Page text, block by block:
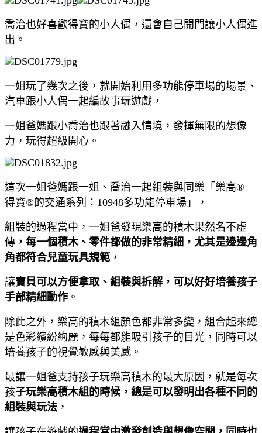
喬治也好喜歡得寶的小人偶，還會自己開門讓小人偶進
出。
一姐玩了幾次之後，就開始利用多功能停車場的場景、
汽車跟小人偶一起編故事玩遊戲，
一姐爸媽跟小喬治也跟著融入情境，發揮無限的想像
力，玩得超級開心。
這次一姐爸媽跟一姐、喬治一起組裝與同樂「樂高®
得寶®的交通系列：10948多功能停車場」，
組裝的過程當中，一姐爸發現樂高的積木果然名不虛
傳 ，每一個積木、零件都做的非常精細，尤其是邊邊角
角都符合兒童玩具規範 ，
讓寶貝可以方便拿取、組裝與拆解，可以好好培養孩子
手部精細動作 。
除此之外，樂高的積木組顏色都非常多變，組合起來總
是色彩繽紛絢麗，每每都能吸引孩子的目光， 同時可以
培養孩子的視覺敏感與美感。
最讓一姐爸支持孩子玩樂高積木的最大原因，就是每次
孩子玩樂高積木組的時候，總是可以發明出各種不同的
組裝與玩法 ，